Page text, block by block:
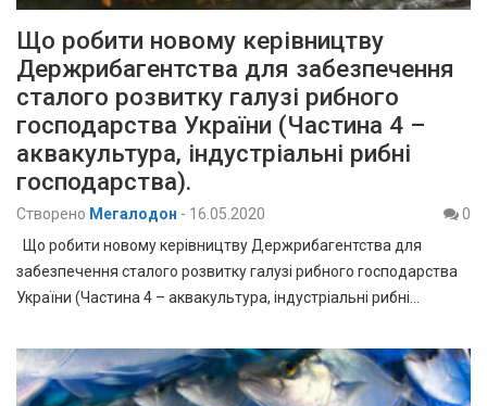
Що робити новому керівництву
Держрибагентства для забезпечення
сталого розвитку галузі рибного
господарства України (Частина 4 –
аквакультура, індустріальні рибні
господарства).
Створено Мегалодон - 16.05.2020
0
Що робити новому керівництву Держрибагентства для
забезпечення сталого розвитку галузі рибного господарства
України (Частина 4 – аквакультура, індустріальні рибні…